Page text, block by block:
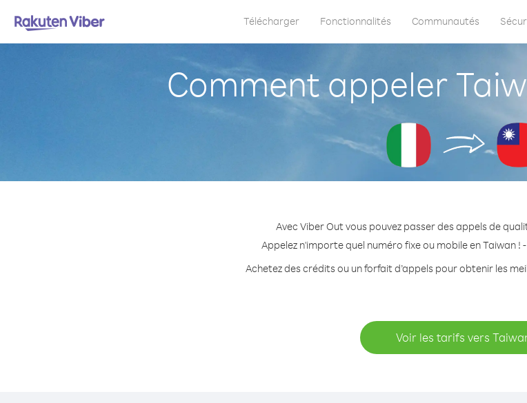
Télécharger Fonctionnalités Communautés
Comment appeler
Avec Viber Out vous pouvez passer des appels de
Appelez n'importe quel numéro fixe ou mobile en Taiwan !
Achetez des crédits ou un forfait d’appels pour obtenir les
Voir les tarifs vers